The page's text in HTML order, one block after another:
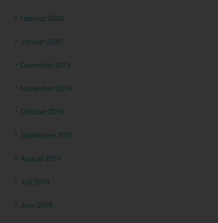
Februar 2020
Januar 2020
Dezember 2019
November 2019
Oktober 2019
September 2019
August 2019
Juli 2019
Juni 2019